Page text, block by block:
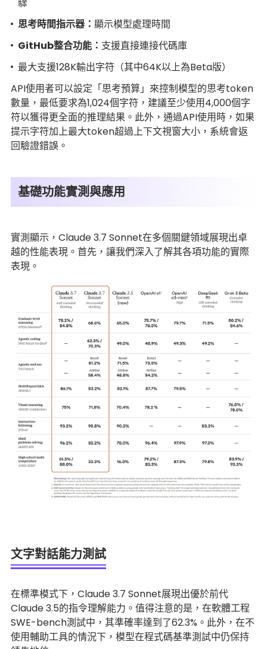
思考時間指示器： 顯示模型處理時間
GitHub整合功能： 支援直接連接代碼庫
最大支援128K輸出字符（其中64K以上為Beta版）
API使用者可以設定「思考預算」來控制模型的思考token
數量，最低要求為1,024個字符，建議至少使用4,000個字
符以獲得更全面的推理結果。此外，通過API使用時，如果
提示字符加上最大token超過上下文視窗大小，系統會返
回驗證錯誤。
基礎功能實測與應用
實測顯示，Claude 3.7 Sonnet在多個關鍵領域展現出卓
越的性能表現。首先，讓我們深入了解其各項功能的實際
表現。
文字對話能力測試
在標準模式下，Claude 3.7 Sonnet展現出優於前代
Claude 3.5的指令理解能力。值得注意的是，在軟體工程
SWE-bench測試中，其準確率達到了62.3%。此外，在不
使用輔助工具的情況下，模型在程式碼基準測試中仍保持